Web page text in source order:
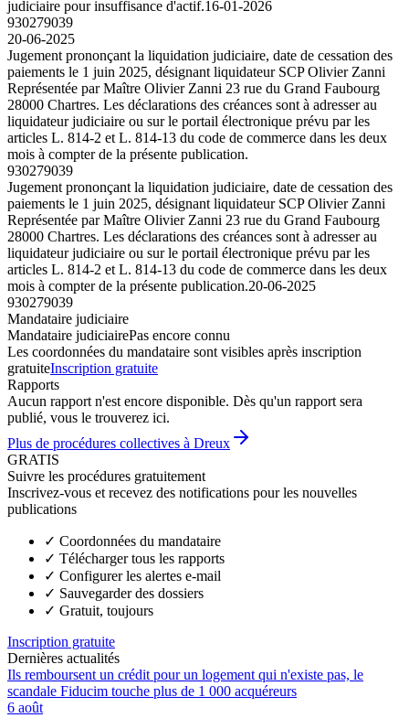
judiciaire pour insuffisance d'actif.16-01-2026
930279039
20-06-2025
Jugement prononçant la liquidation judiciaire, date de cessation des
paiements le 1 juin 2025, désignant liquidateur SCP Olivier Zanni
Représentée par Maître Olivier Zanni 23 rue du Grand Faubourg
28000 Chartres. Les déclarations des créances sont à adresser au
liquidateur judiciaire ou sur le portail électronique prévu par les
articles L. 814-2 et L. 814-13 du code de commerce dans les deux
mois à compter de la présente publication.
930279039
Jugement prononçant la liquidation judiciaire, date de cessation des
paiements le 1 juin 2025, désignant liquidateur SCP Olivier Zanni
Représentée par Maître Olivier Zanni 23 rue du Grand Faubourg
28000 Chartres. Les déclarations des créances sont à adresser au
liquidateur judiciaire ou sur le portail électronique prévu par les
articles L. 814-2 et L. 814-13 du code de commerce dans les deux
mois à compter de la présente publication.20-06-2025
930279039
Mandataire judiciaire
Mandataire judiciairePas encore connu
Les coordonnées du mandataire sont visibles après inscription
gratuiteInscription gratuite
Rapports
Aucun rapport n'est encore disponible. Dès qu'un rapport sera
publié, vous le trouverez ici.
Plus de procédures collectives à Dreux
GRATIS
Suivre les procédures gratuitement
Inscrivez-vous et recevez des notifications pour les nouvelles
publications
✓ Coordonnées du mandataire
✓ Télécharger tous les rapports
✓ Configurer les alertes e-mail
✓ Sauvegarder des dossiers
✓ Gratuit, toujours
Inscription gratuite
Dernières actualités
Ils remboursent un crédit pour un logement qui n'existe pas, le
scandale Fiducim touche plus de 1 000 acquéreurs
6 août